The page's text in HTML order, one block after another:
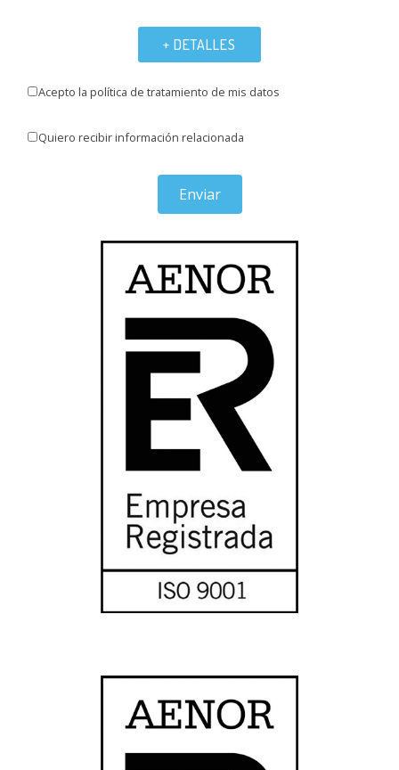
+ DETALLES
Acepto la política de tratamiento de mis datos
Quiero recibir información relacionada
Enviar